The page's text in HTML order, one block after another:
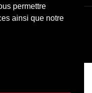
permettre
ainsi que notre
ACCESSIBILITÉ